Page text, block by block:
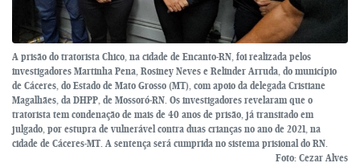
A prisão do tratorista Chico, na cidade de Encanto-RN, foi realizada pelos
investigadores Martinha Pena, Rosiney Neves e Relinder Arruda, do município
de Cáceres, do Estado de Mato Grosso (MT), com apoio da delegada Cristiane
Magalhães, da DHPP, de Mossoró-RN. Os investigadores revelaram que o
tratorista tem condenação de mais de 40 anos de prisão, já transitado em
julgado, por estupra de vulnerável contra duas crianças no ano de 2021, na
cidade de Cáceres-MT. A sentença será cumprida no sistema prisional do RN.
Foto: Cezar Alves